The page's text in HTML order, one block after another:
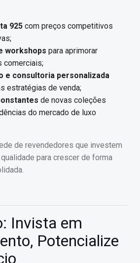
925 com preços competitivos
workshops para aprimorar
comerciais;
e consultoria personalizada
estratégias de venda;
de novas coleções
do mercado de luxo
de revendedores que investem
para crescer de forma
Invista em
Potencialize